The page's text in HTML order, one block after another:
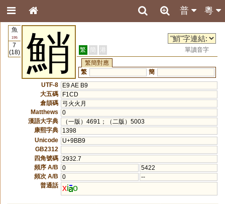
粵
普
魚
195
7
(18)
鮹 繁 簡 港
單讀音字
繁簡對應
繁
簡
UTF-8
E9 AE B9
大五碼
F1CD
倉頡碼
弓火火月
Matthews
0
漢語大字典
（一版）4691；（二版）5003
康熙字典
1398
Unicode
U+9BB9
GB2312
四角號碼 2932.7
頻序 A/B
0
5422
頻次 A/B
0
--
普通話 xi o